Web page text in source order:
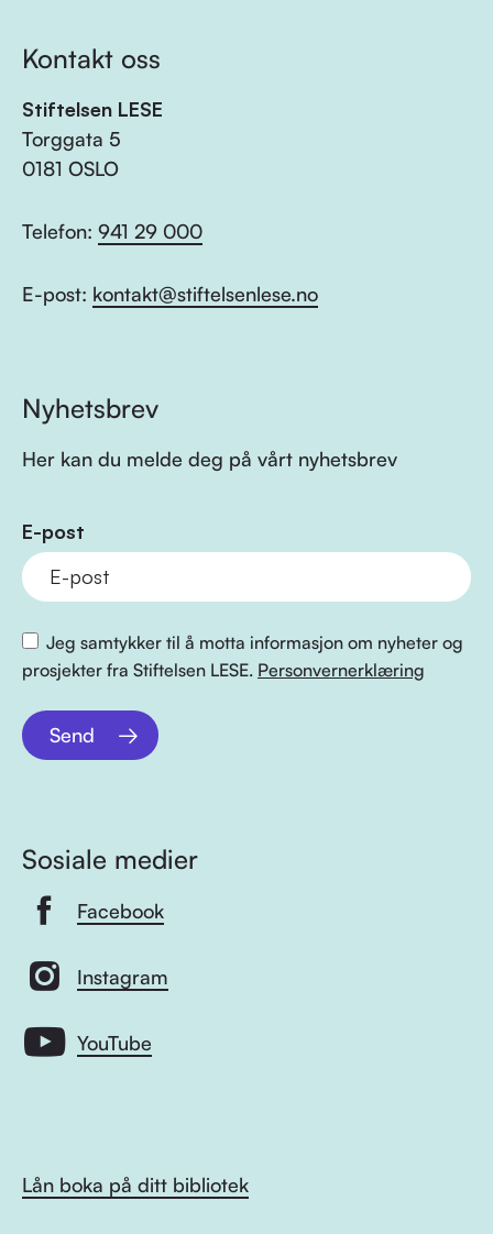
Kontakt oss
Stiftelsen LESE
Torggata 5
0181 OSLO
Telefon: 941 29 000
E-post: kontakt@stiftelsenlese.no
Nyhetsbrev
Her kan du melde deg på vårt nyhetsbrev
E-post
Jeg samtykker til å motta informasjon om nyheter og
prosjekter fra Stiftelsen LESE. Personvernerklæring
Send
Sosiale medier
Facebook
Instagram
YouTube
Lån boka på ditt bibliotek